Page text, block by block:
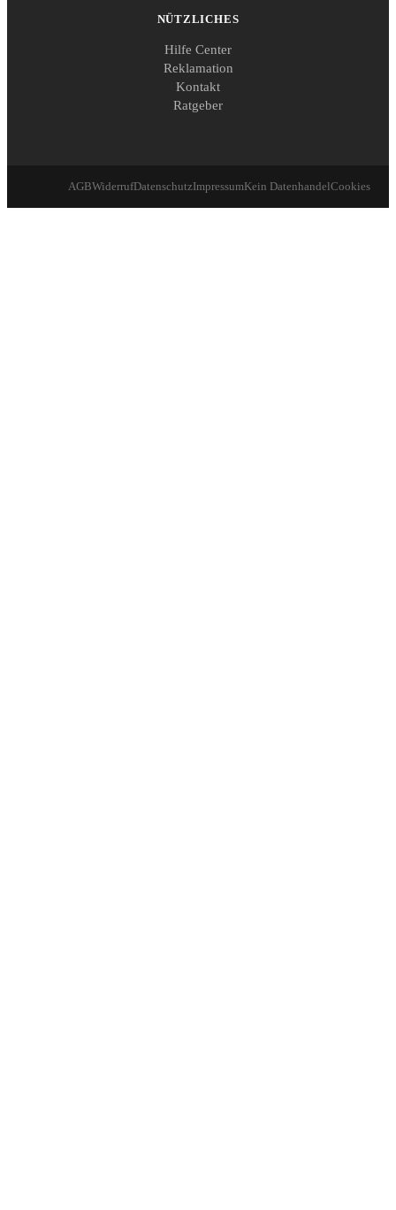
NÜTZLICHES
Hilfe Center
Reklamation
Kontakt
Ratgeber
AGBWiderrufDatenschutzImpressumKein DatenhandelCookies